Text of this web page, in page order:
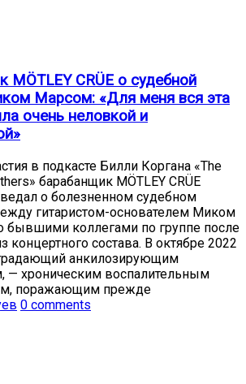
MÖTLEY CRÜE о судебной
Марсом: «Для меня вся эта
очень неловкой и
в подкасте Билли Коргана «The
барабанщик MÖTLEY CRÜE
о болезненном судебном
гитаристом-основателем Миком
бывшими коллегами по группе после
концертного состава. В октябре 2022
анкилозирующим
— хроническим воспалительным
поражающим прежде
0 comments